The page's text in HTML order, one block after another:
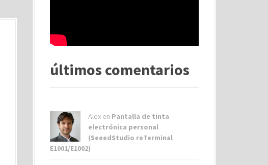
últimos comentarios
Alex en Pantalla de tinta
electrónica personal
(SeeedStudio reTerminal
E1001/E1002)